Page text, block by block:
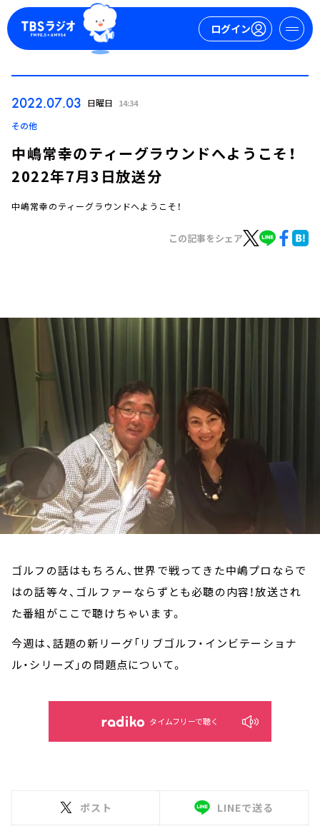
ログイン
お知らせ
イベント・グッズ
YouTube
会社情報
2022.07.03 日曜日 14:34
その他
中嶋常幸のティーグラウンドへようこそ！
2022年7月3日放送分
中嶋常幸のティーグラウンドへようこそ！
この記事をシェア
ゴルフの話はもちろん、世界で戦ってきた中嶋プロならで
はの話等々、ゴルファーならずとも必聴の内容！放送され
た番組がここで聴けちゃいます。
今週は、話題の新リーグ「リブゴルフ・インビテーショナ
ル・シリーズ」の問題点について。
タイムフリーで聴く
ポスト LINEで送る